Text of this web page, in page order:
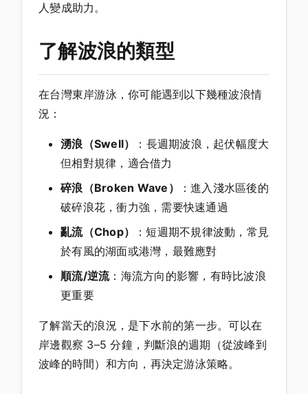
人變成助力。
了解波浪的類型
在台灣東岸游泳，你可能遇到以下幾種波浪情
況：
湧浪（Swell）
：長週期波浪，起伏幅度大
但相對規律，適合借力
碎浪（Broken Wave）
：進入淺水區後的
破碎浪花，衝力強，需要快速通過
亂流（Chop）
：短週期不規律波動，常見
於有風的湖面或港灣，最難應對
順流/逆流：海流方向的影響，有時比波浪
更重要
了解當天的浪況，是下水前的第一步。可以在
岸邊觀察 3–5 分鐘，判斷浪的週期（從波峰到
波峰的時間）和方向，再決定游泳策略。